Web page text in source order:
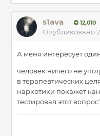
s1ava 12,010
Опубликовано
А меня интересует
человек ничего не
в терапевтических
наркотики покажет
тестировал этот